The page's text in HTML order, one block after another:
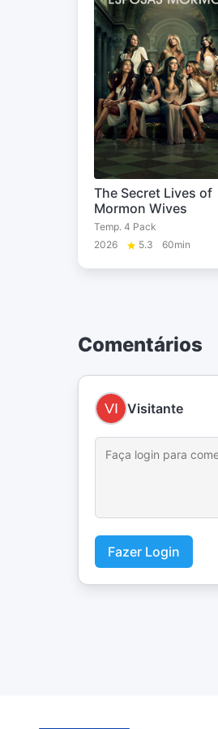
The Secret Lives of
Mormon Wives
Temp. 4 Pack
2026
5.3 60min
Comentários
Visitante
Fazer Login